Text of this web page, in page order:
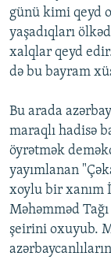
İNFOQRAFIKA
KARIKATURA
AZƏRBAYCAN
İSLAM VƏ
İZ - MƏDƏNIYYƏT
MISSIYAMIZ
PEŞƏ ETIKASI VƏ
AZADLIQRADIOSU
BIZIMLƏ ƏLAQƏ
XƏBƏR
BIZI IZLƏ
RFE/RL-in
günü kimi qeyd
yaşadıqları
xalqlar qeyd
də bu bayram
Bu arada
maraqlı hadisə
öyrətmək
yayımlanan
xoylu bir xanım
Məhəmməd
şeirini oxuyub.